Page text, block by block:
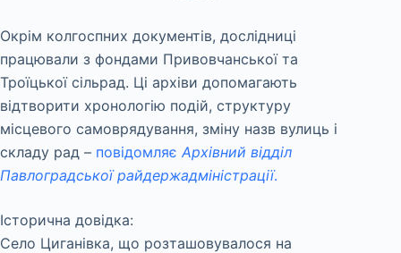
Окрім колгоспних документів, дослідниці
працювали з фондами Привовчанської та
Троїцької сільрад. Ці архіви допомагають
відтворити хронологію подій, структуру
місцевого самоврядування, зміну назв вулиць і
складу рад – повідомляє Архівний відділ
Павлоградської райдержадміністрації.
Історична довідка:
Село Циганівка, що розташовувалося на